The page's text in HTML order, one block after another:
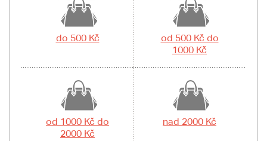
do 500 Kč
od 500 Kč do
1000 Kč
od 1000 Kč do
2000 Kč
nad 2000 Kč